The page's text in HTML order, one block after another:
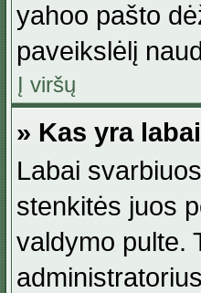
yahoo pašto
paveikslėlį
Į viršų
» Kas yra
Labai
stenkitės juos
valdymo pulte.